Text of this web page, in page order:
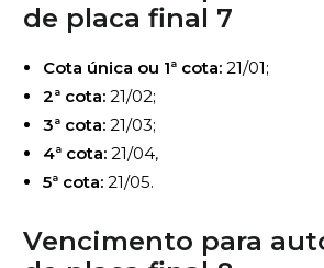
de placa final 7
Cota única ou 1ª cota: 21/01;
2ª cota: 21/02;
3ª cota: 21/03;
4ª cota: 21/04,
5ª cota: 21/05.
Vencimento para